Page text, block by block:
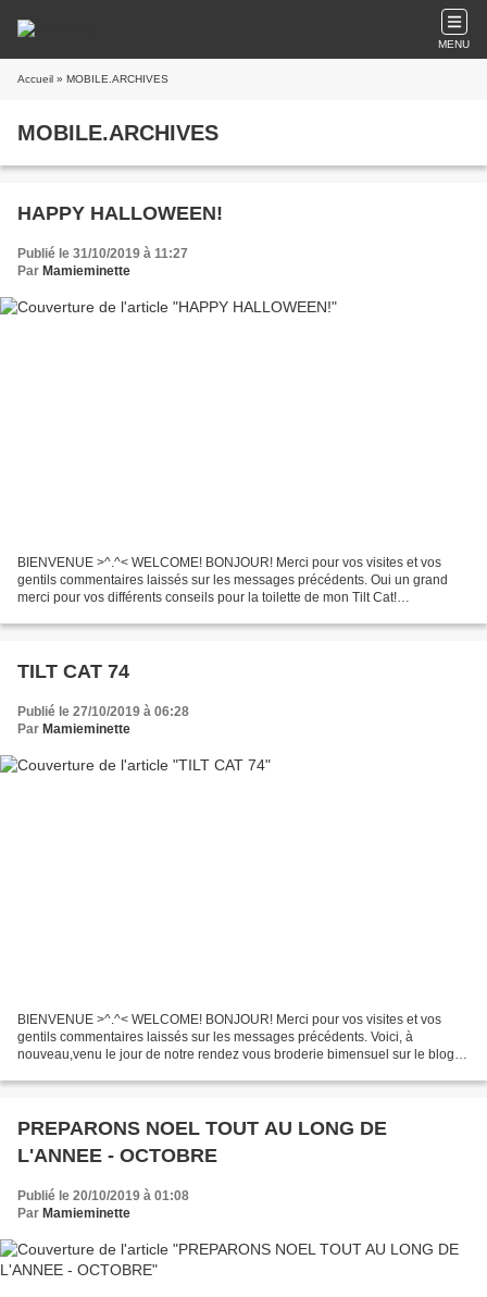
MENU
Accueil » MOBILE.ARCHIVES
MOBILE.ARCHIVES
HAPPY HALLOWEEN!
Publié le 31/10/2019 à 11:27
Par Mamieminette
BIENVENUE >^.^< WELCOME! BONJOUR! Merci pour vos visites et vos
gentils commentaires laissés sur les messages précédents. Oui un grand
merci pour vos différents conseils pour la toilette de mon Tilt Cat!
quelques...
TILT CAT 74
Publié le 27/10/2019 à 06:28
Par Mamieminette
BIENVENUE >^.^< WELCOME! BONJOUR! Merci pour vos visites et vos
gentils commentaires laissés sur les messages précédents. Voici, à
nouveau,venu le jour de notre rendez vous broderie bimensuel sur le blog
PREPARONS NOEL TOUT AU LONG DE
L'ANNEE - OCTOBRE
Publié le 20/10/2019 à 01:08
Par Mamieminette